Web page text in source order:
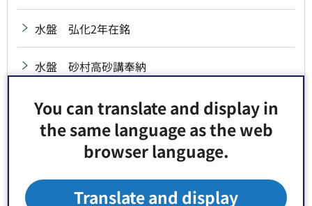
You can translate and display in
the same language as the web
browser language.
Translate and display
水盤 弘化2年在銘
水盤 砂村高砂講奉納
水盤 治兵衛新田氏子中奉納
水盤 小倉藩宮本源兵衛興根奉納
水盤 昭和11年在銘